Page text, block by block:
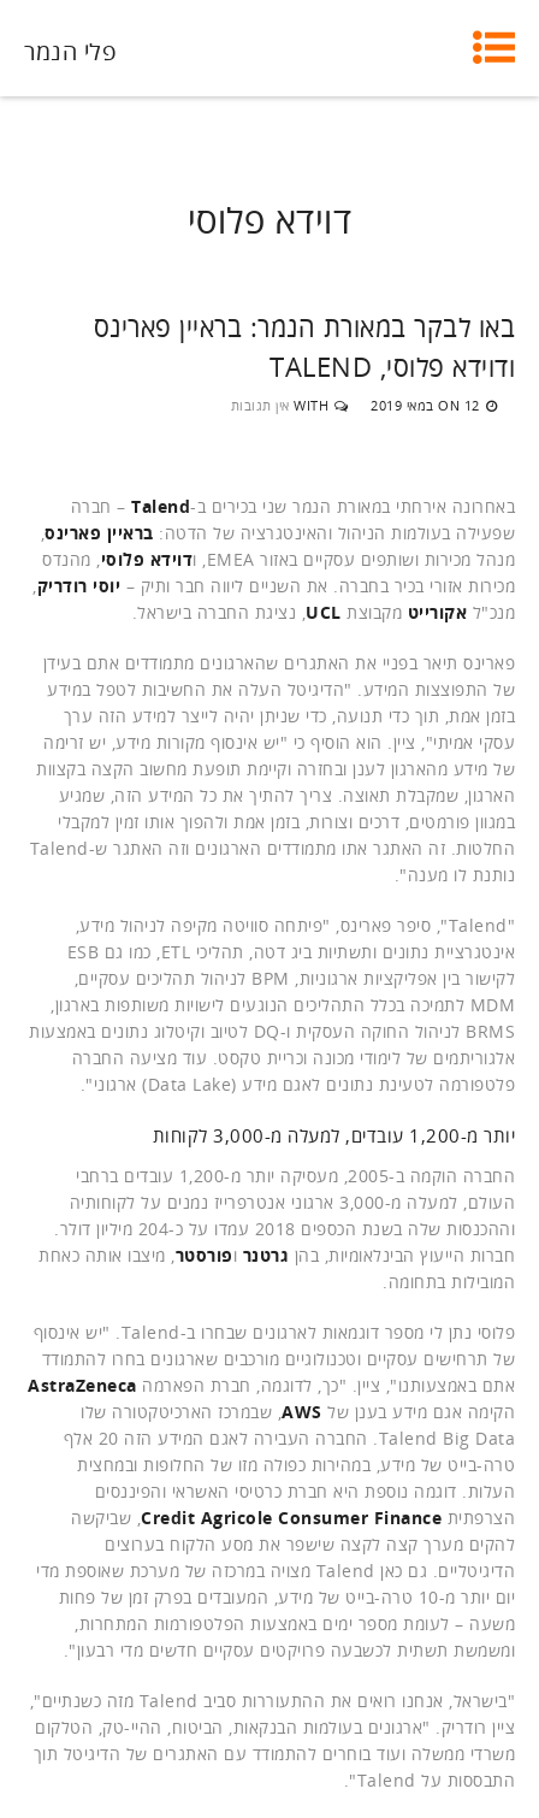
פלי הנמר
דוידא פלוסי
באו לבקר במאורת הנמר: בראיין פארינס
ודוידא פלוסי, TALEND
ON 12 במאי 2019 WITH אין תגובות
באחרונה אירחתי במאורת הנמר שני בכירים ב-Talend – חברה
שפעילה בעולמות הניהול והאינטגרציה של הדטה: בראיין פארינס,
מנהל מכירות ושותפים עסקיים באזור EMEA, ו
דוידא פלוסי, מהנדס
מכירות אזורי בכיר בחברה. את השניים ליווה חבר ותיק – יוסי רודריק,
מנכ"ל אקורייט מקבוצת UCL, נציגת החברה בישראל.
פארינס תיאר בפניי את האתגרים שהארגונים מתמודדים אתם בעידן
של התפוצצות המידע. "הדיגיטל העלה את החשיבות לטפל במידע
בזמן אמת, תוך כדי תנועה, כדי שניתן יהיה לייצר למידע הזה ערך
עסקי אמיתי", ציין. הוא הוסיף כי "יש אינסוף מקורות מידע, יש זרימה
של מידע מהארגון לענן ובחזרה וקיימת תופעת מחשוב הקצה בקצוות
הארגון, שמקבלת תאוצה. צריך להתיך את כל המידע הזה, שמגיע
במגוון פורמטים, דרכים וצורות, בזמן אמת ולהפוך אותו זמין למקבלי
החלטות. זה האתגר אתו מתמודדים הארגונים וזה האתגר ש-Talend
נותנת לו מענה".
"Talend", סיפר פארינס, "פיתחה סוויטה מקיפה לניהול מידע,
אינטגרציית נתונים ותשתיות ביג דטה, תהליכי ETL, כמו גם ESB
לקישור בין אפליקציות ארגוניות, BPM לניהול תהליכים עסקיים,
MDM לתמיכה בכלל התהליכים הנוגעים לישויות משותפות בארגון,
BRMS לניהול החוקה העסקית ו-DQ לטיוב וקיטלוג נתונים באמצעות
אלגוריתמים של לימודי מכונה וכריית טקסט. עוד מציעה החברה
פלטפורמה לטעינת נתונים לאגם מידע (Data Lake) ארגוני".
יותר מ-1,200 עובדים, למעלה מ-3,000 לקוחות
החברה הוקמה ב-2005, מעסיקה יותר מ-1,200 עובדים ברחבי
העולם, למעלה מ-3,000 ארגוני אנטרפרייז נמנים על לקוחותיה
וההכנסות שלה בשנת הכספים 2018 עמדו על כ-204 מיליון דולר.
חברות הייעוץ הבינלאומיות, בהן גרטנר ופורסטר, מיצבו אותה כאחת
המובילות בתחומה.
פלוסי נתן לי מספר דוגמאות לארגונים שבחרו ב-Talend. "יש אינסוף
של תרחישים עסקיים וטכנולוגיים מורכבים שארגונים בחרו להתמודד
אתם באמצעותנו", ציין. "כך, לדוגמה, חברת הפארמה AstraZeneca
הקימה אגם מידע בענן של AWS, שבמרכז הארכיטקטורה שלו
Talend Big Data. החברה העבירה לאגם המידע הזה 20 אלף
טרה-בייט של מידע, במהירות כפולה מזו של החלופות ובמחצית
העלות. דוגמה נוספת היא חברת כרטיסי האשראי והפיננסים
הצרפתית Credit Agricole Consumer Finance, שביקשה
להקים מערך קצה לקצה שישפר את מסע הלקוח בערוצים
הדיגיטליים. גם כאן Talend מצויה במרכזה של מערכת שאוספת מדי
יום יותר מ-10 טרה-בייט של מידע, המעובדים בפרק זמן של פחות
משעה – לעומת מספר ימים באמצעות הפלטפורמות המתחרות,
ומשמשת תשתית לכשבעה פרויקטים עסקיים חדשים מדי רבעון".
"בישראל, אנחנו רואים את ההתעוררות סביב Talend מזה כשנתיים",
ציין רודריק. "ארגונים בעולמות הבנקאות, הביטוח, ההיי-טק, הטלקום
משרדי ממשלה ועוד בוחרים להתמודד עם האתגרים של הדיגיטל תוך
התבססות על Talend".